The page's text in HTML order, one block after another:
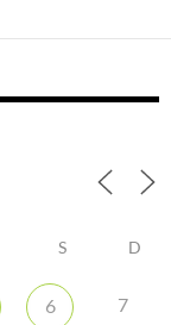
S D
6 7